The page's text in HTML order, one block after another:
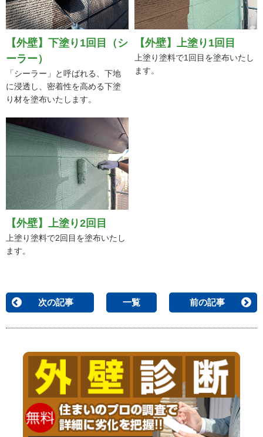
【外壁】下塗り1回目（シ
ーラー）
「シーラー」と呼ばれる、下地
に浸透し、密着性を高める下塗
り材を塗布いたします。
【外壁】上塗り1回目
上塗り塗料で1回目を塗布いたし
ます。
【外壁】上塗り2回目
上塗り塗料で2回目を塗布いたし
ます。
次の記事 一覧 前の記事